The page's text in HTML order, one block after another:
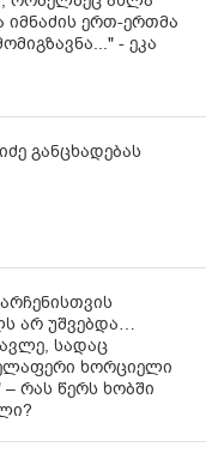
იმნაძის ერთ-ერთმა
- ეკა
განცხადებას
არ უშვებდა…
სადაც
ხორციელი
რას წერს ხობში